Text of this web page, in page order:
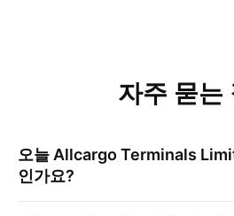
자주 묻는
오늘 Allcargo Terminals
인가요?